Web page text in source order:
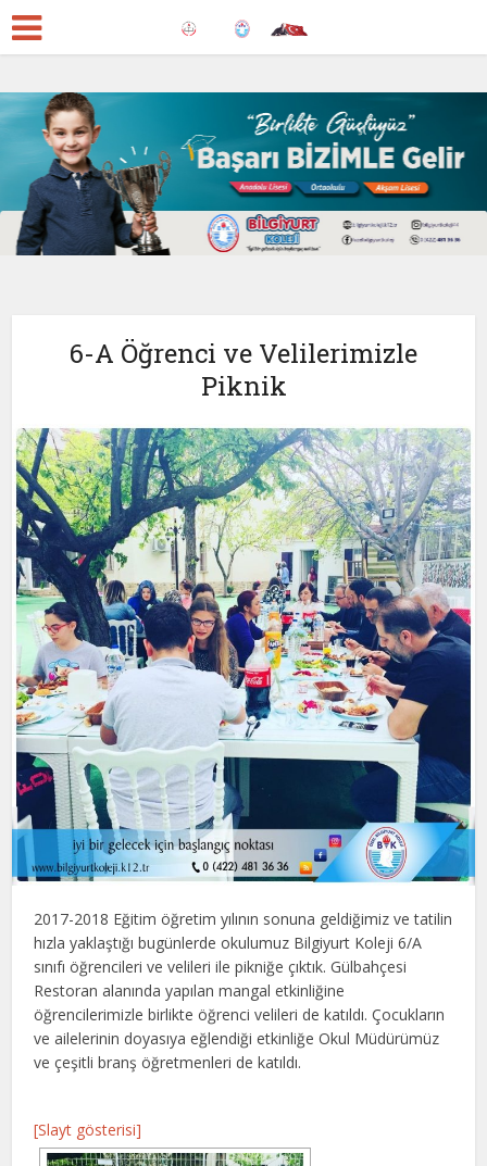
6-A Öğrenci ve Velilerimizle
Piknik
2017-2018 Eğitim öğretim yılının sonuna geldiğimiz ve tatilin
hızla yaklaştığı bugünlerde okulumuz Bilgiyurt Koleji 6/A
sınıfı öğrencileri ve velileri ile pikniğe çıktık. Gülbahçesi
Restoran alanında yapılan mangal etkinliğine
öğrencilerimizle birlikte öğrenci velileri de katıldı. Çocukların
ve ailelerinin doyasıya eğlendiği etkinliğe Okul Müdürümüz
ve çeşitli branş öğretmenleri de katıldı.
[Slayt gösterisi]